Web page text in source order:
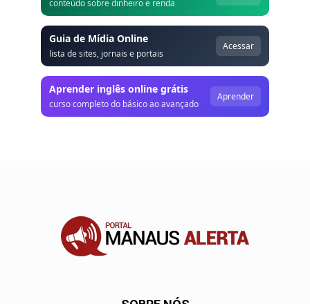
conteúdo sobre dinheiro e renda
Guia de Mídia Online
lista de sites, jornais e portais
Acessar
Aprender inglês online grátis
curso completo do básico ao avançado
Aprender